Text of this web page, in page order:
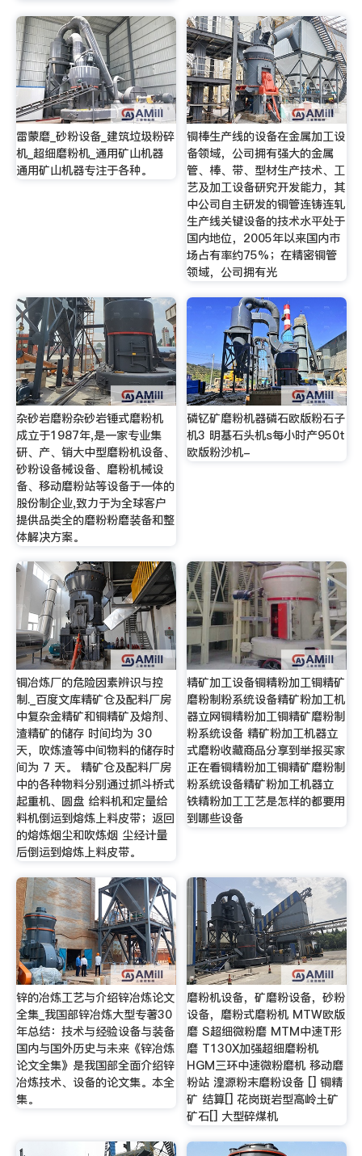
雷蒙磨_砂粉设备_建筑垃圾粉碎
机_超细磨粉机_通用矿山机器
通用矿山机器专注于各种。
铜棒生产线的设备在金属加工设
备领域，公司拥有强大的金属
管、棒、带、型材生产技术、工
艺及加工设备研究开发能力，其
中公司自主研发的铜管连铸连轧
生产线关键设备的技术水平处于
国内地位，2005年以来国内市
场占有率约75%；在精密铜管
领域，公司拥有光
杂砂岩磨粉杂砂岩锤式磨粉机
成立于1987年,是一家专业集
研、产、销大中型磨粉机设备、
砂粉设备械设备、磨粉机械设
备、移动磨粉站等设备于一体的
股份制企业,致力于为全球客户
提供品类全的磨粉粉磨装备和整
体解决方案。
磷钇矿磨粉机器磷石欧版粉石子
机3 明基石头机s每小时产950t
欧版粉沙机-
铜冶炼厂的危险因素辨识与控
制._百度文库精矿仓及配料厂房
中复杂金精矿和铜精矿及熔剂、
渣精矿的储存 时间均为 30
天，吹炼渣等中间物料的储存时
间为 7 天。 精矿仓及配料厂房
中的各种物料分别通过抓斗桥式
起重机、圆盘 给料机和定量给
料机倒运到熔炼上料皮带；返回
的熔炼烟尘和吹炼烟 尘经计量
后倒运到熔炼上料皮带。
精矿加工设备铜精粉加工铜精矿
磨粉制粉系统设备精矿粉加工机
器立网铜精粉加工铜精矿磨粉制
粉系统设备 精矿粉加工机器立
式磨粉收藏商品分享到举报买家
正在看铜精粉加工铜精矿磨粉制
粉系统设备精矿粉加工机器立
铁精粉加工工艺是怎样的都要用
到哪些设备
锌的冶炼工艺与介绍锌冶炼论文
全集_我国部锌冶炼大型专著30
年总结：技术与经验设备与装备
国内与国外历史与未来《锌冶炼
论文全集》是我国部全面介绍锌
冶炼技术、设备的论文集。本全
集。
磨粉机设备，矿磨粉设备，砂粉
设备，磨粉式磨粉机 MTW欧版
磨 S超细微粉磨 MTM中速T形
磨 T130X加强超细磨粉机
HGM三环中速微粉磨机 移动磨
粉站 湟源粉末磨粉设备 [] 铜精
矿 结算[] 花岗斑岩型高岭土矿
矿石[] 大型碎煤机